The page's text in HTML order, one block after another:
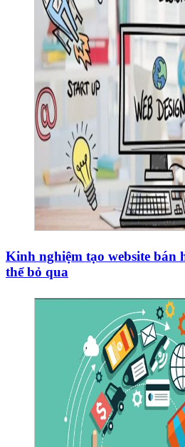
Kinh nghiệm tạo website bán
thể bỏ qua